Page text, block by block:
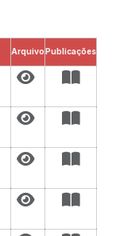
ArquivoPublicações